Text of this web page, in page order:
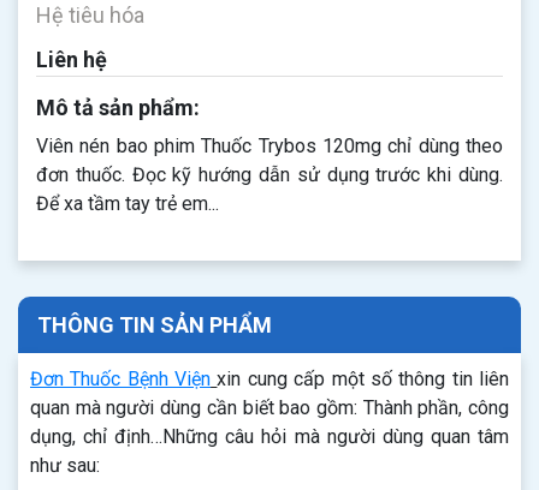
Hệ tiêu hóa
Liên hệ
Mô tả sản phẩm:
Viên nén bao phim Thuốc Trybos 120mg chỉ dùng theo
đơn thuốc. Đọc kỹ hướng dẫn sử dụng trước khi dùng.
Để xa tầm tay trẻ em...
THÔNG TIN SẢN PHẨM
Đơn Thuốc Bệnh Viện xin cung cấp một số thông tin liên
quan mà người dùng cần biết bao gồm: Thành phần, công
dụng, chỉ định…Những câu hỏi mà người dùng quan tâm
như sau: